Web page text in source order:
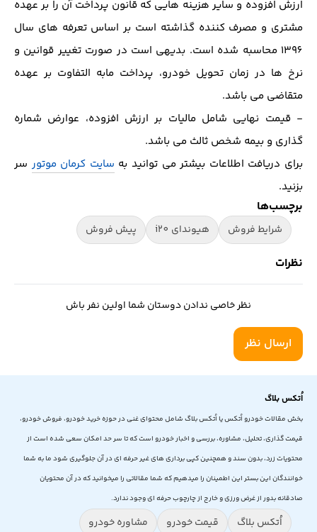
ارزش افزوده و سایر هزینه هایی که قانون پرداخت آن را بر عهده
مشتری و مصرف کننده گذاشته است بر اساس تعرفه های سال
1396 محاسبه شده است. بدیهی است در صورت تغییر قوانین و
نرخ ها در زمان تحویل خودرو، پرداخت مابه التفاوت بر عهده
متقاضی می باشد.
- قیمت نهایی شامل مالیات بر ارزش افزوده، عوارض شماره
گذاری و بیمه شخص ثالث می باشد.
برای دریافت اطلاعات بیشتر می توانید به سایت کرمان موتورسر
بزنید.
برچسب‌ها
شرایط فروش هیوندای i20 پیش فروش
نظرات
نظر خاصی ندادن دوستان شما اولین نفر باش
ارسال نظر
اُتکس بلاگ
بخش مقالات خودرو اُتکس یا اُتکس بلاگ شامل محتوای غنی در حوزه خرید خودرو، فروش خودرو،
قیمت گذاری، تحلیل، مشاوره، بررسی و اخبار خودرو است که تا سر حد امکان سعی شده است از
محتویات زرد، بدون سند و همچنین کپی برداری های غیر حرفه ای در آن جلوگیری شود ما به شما
خوانندگان این بستر این اطمینان را میدهیم که شما مقالاتی را میخوانید که در آن محتویان
صادقانه بدور از غرض ورزی و خارج از چارچوب حرفه ای وجود ندارد.
اُتکس بلاگ قیمت خودرو مشاوره خودرو